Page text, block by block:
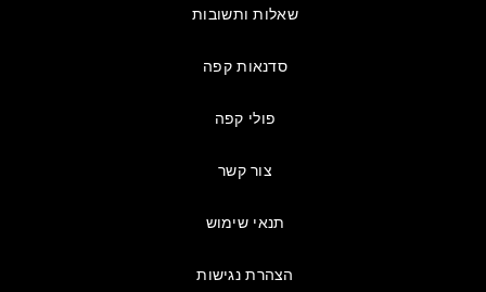
שאלות ותשובות
סדנאות קפה
פולי קפה
צור קשר
תנאי שימוש
הצהרת נגישות